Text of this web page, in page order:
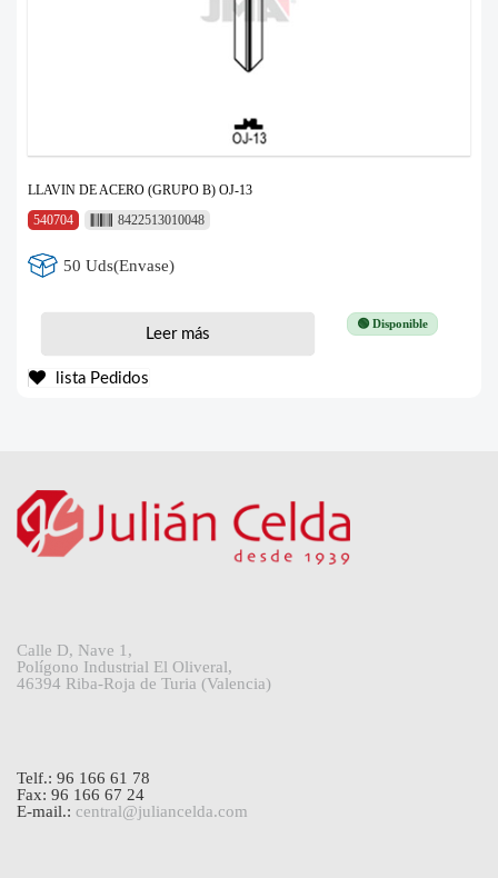
LLAVIN DE ACERO (GRUPO B) OJ-13
540704
8422513010048
50 Uds(Envase)
🟢 Disponible
Leer más
lista Pedidos
Calle D, Nave 1,
Polígono Industrial El Oliveral,
46394 Riba-Roja de Turia (Valencia)
Telf.: 96 166 61 78
Fax: 96 166 67 24
E-mail.: central@juliancelda.com